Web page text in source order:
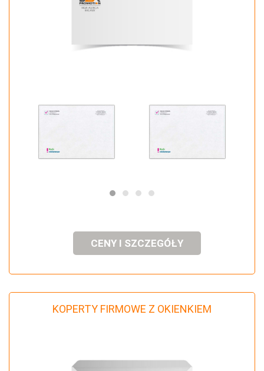
CENY I SZCZEGÓŁY
KOPERTY FIRMOWE Z OKIENKIEM